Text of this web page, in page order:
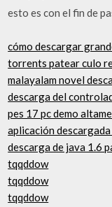
esto es con el fin de
cómo descargar
torrents patear culo
malayalam novel
descarga del
pes 17 pc demo
aplicación descargada
descarga de java 1.6
tqqddow
tqqddow
tqqddow